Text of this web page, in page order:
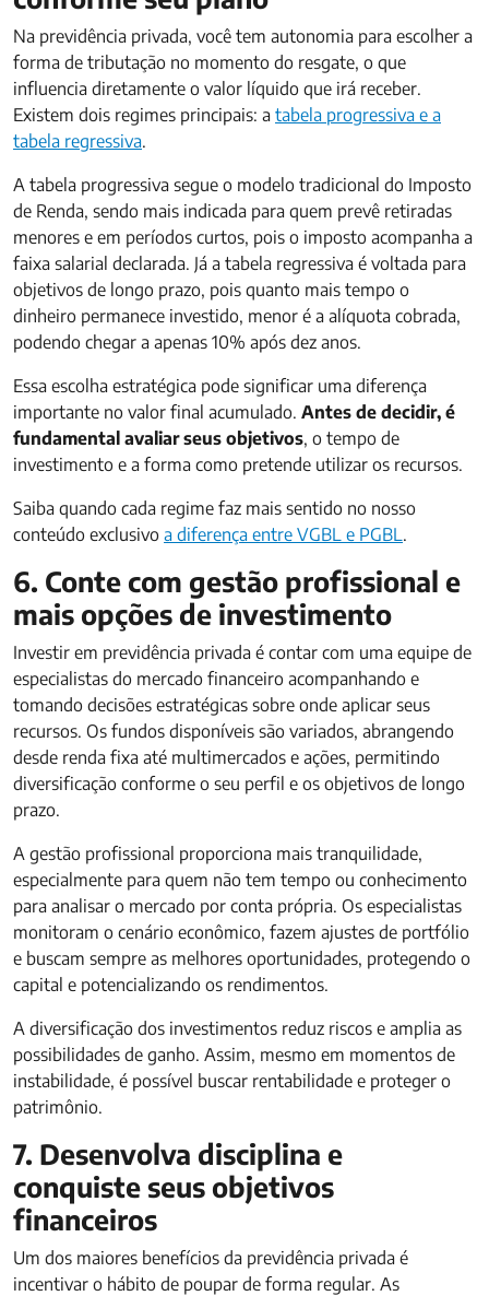
Na previdência privada, você tem autonomia para escolher a
forma de tributação no momento do resgate, o que
influencia diretamente o valor líquido que irá receber.
Existem dois regimes principais: a tabela progressiva e a
tabela regressiva.
A tabela progressiva segue o modelo tradicional do Imposto
de Renda, sendo mais indicada para quem prevê retiradas
menores e em períodos curtos, pois o imposto acompanha a
faixa salarial declarada. Já a tabela regressiva é voltada para
objetivos de longo prazo, pois quanto mais tempo o
dinheiro permanece investido, menor é a alíquota cobrada,
podendo chegar a apenas 10% após dez anos.
Essa escolha estratégica pode significar uma diferença
importante no valor final acumulado. Antes de decidir, é
fundamental avaliar seus objetivos, o tempo de
investimento e a forma como pretende utilizar os recursos.
Saiba quando cada regime faz mais sentido no nosso
conteúdo exclusivo a diferença entre VGBL e PGBL.
6. Conte com gestão profissional e
mais opções de investimento
Investir em previdência privada é contar com uma equipe de
especialistas do mercado financeiro acompanhando e
tomando decisões estratégicas sobre onde aplicar seus
recursos. Os fundos disponíveis são variados, abrangendo
desde renda fixa até multimercados e ações, permitindo
diversificação conforme o seu perfil e os objetivos de longo
prazo.
A gestão profissional proporciona mais tranquilidade,
especialmente para quem não tem tempo ou conhecimento
para analisar o mercado por conta própria. Os especialistas
monitoram o cenário econômico, fazem ajustes de portfólio
e buscam sempre as melhores oportunidades, protegendo o
capital e potencializando os rendimentos.
A diversificação dos investimentos reduz riscos e amplia as
possibilidades de ganho. Assim, mesmo em momentos de
instabilidade, é possível buscar rentabilidade e proteger o
patrimônio.
7. Desenvolva disciplina e
conquiste seus objetivos
financeiros
Um dos maiores benefícios da previdência privada é
incentivar o hábito de poupar de forma regular. As